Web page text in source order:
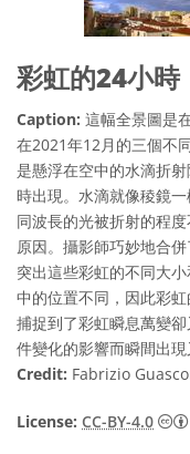
彩虹的24小時
Caption: 這幅全景圖是
在2021年12月的三個不
是懸浮在空中的水滴折
時出現。水滴就像稜鏡
同波長的光被折射的程
原因。攝影師巧妙地合
突出這些彩虹的不同大
中的位置不同，因此彩
捕捉到了彩虹瞬息萬變
件變化的影響而瞬間出現
Credit: Fabrizio
License: CC-BY-4.0